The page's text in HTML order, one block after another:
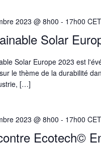
Solar
2023 @ 8h00 - 17h00 CET
Solar Europe 2023 est
le thème de la durabilité
[…]
Ecotech©
2023 @ 8h00 - 17h00 CET